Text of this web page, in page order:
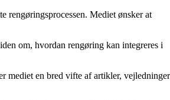
rengøringsprocessen. Mediet ønsker at
om, hvordan rengøring kan integreres i
mediet en bred vifte af artikler, vejledninger